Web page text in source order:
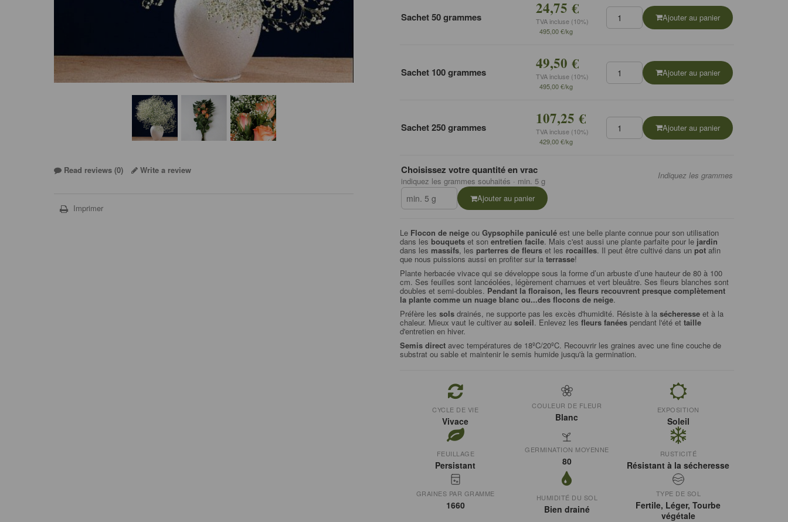
Read reviews (0) Write a review
Imprimer
Sachet 50 grammes 24,75 €
TVA incluse (10%)
495,00 €/kg
Ajouter au panier
Sachet 100 grammes 49,50 €
TVA incluse (10%)
495,00 €/kg
Ajouter au panier
Sachet 250 grammes 107,25 €
TVA incluse (10%)
429,00 €/kg
Ajouter au panier
Choisissez votre quantité en vrac
indiquez les grammes souhaités · min. 5 g
Indiquez les grammes
Ajouter au panier
Le Flocon de neigeou Gypsophile paniculé est une belle plante connue pour son utilisation
dans les bouquetset sonentretien facile. Mais c'est aussi une plante parfaite pour le jardin
dans les massifs, les parterres de fleurset les rocailles. Il peut être cultivé dans un potafin
que nous puissions aussi en profiter sur la terrasse!
Plante herbacée vivace qui se développe sous la forme d’un arbuste d’une hauteur de 80 à 100
cm. Ses feuilles sont lancéolées, légèrement charnues et vert bleuâtre. Ses fleurs blanches sont
doubles et semi-doubles. Pendant la floraison, les fleurs recouvrent presque complètement
la plante comme un nuage blanc ou...des flocons de neige.
Préfère les solsdrainés, ne supporte pas les excès d'humidité. Résiste à la sécheresseet à la
chaleur. Mieux vaut le cultiver au soleil. Enlevez les fleurs fanéespendant l'été et taille
d'entretien en hiver.
Semis directavec températures de 18ºC/20ºC. Recouvrir les graines avec une fine couche de
substrat ou sable et maintenir le semis humide jusqu'à la germination.
CYCLE DE VIE
Vivace
COULEUR DE FLEUR
Blanc
EXPOSITION
Soleil
FEUILLAGE
Persistant
GERMINATION MOYENNE
80
RUSTICITÉ
Résistant à la sécheresse
GRAINES PAR GRAMME
1660
HUMIDITÉ DU SOL
Bien drainé
TYPE DE SOL
Fertile, Léger, Tourbe
végétale